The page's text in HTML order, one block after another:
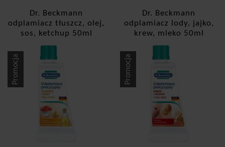
Dr. Beckmann
odplamiacz tłuszcz, olej,
sos, ketchup 50ml
Promocja
Dr. Beckmann
odplamiacz lody, jajko,
krew, mleko 50ml
Promocja